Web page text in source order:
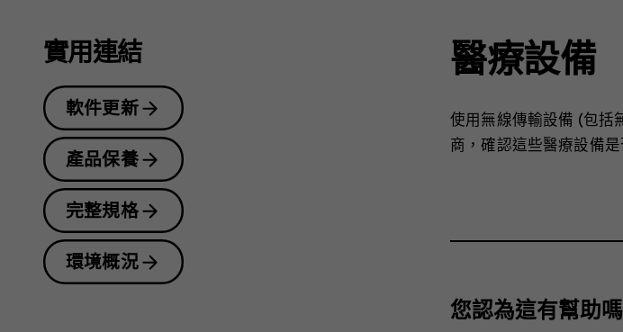
指
南
醫療設備
使用無線傳輸設備 (包括
商，確認這些醫療設備
您認為這有幫助
實用連結
軟件更新
產品保養
完整規格
環境概況